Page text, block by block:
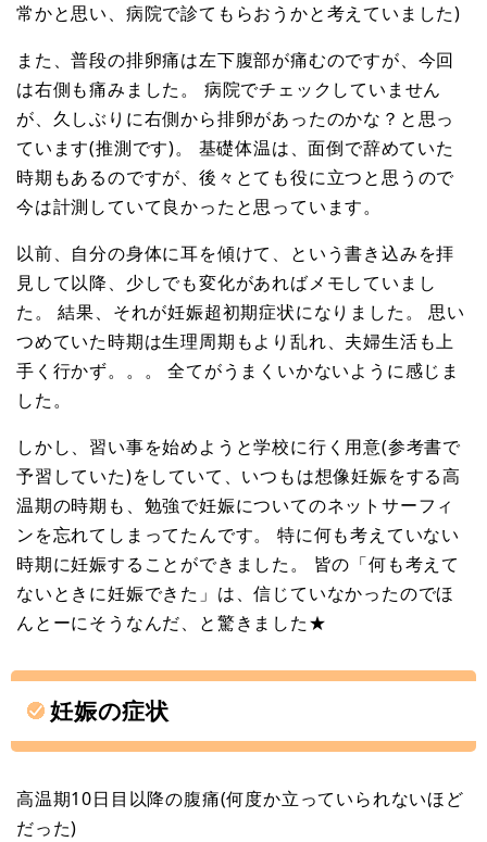
常かと思い、病院で診てもらおうかと考えていました)
また、普段の排卵痛は左下腹部が痛むのですが、今回
は右側も痛みました。 病院でチェックしていません
が、久しぶりに右側から排卵があったのかな？と思っ
ています(推測です)。 基礎体温は、面倒で辞めていた
時期もあるのですが、後々とても役に立つと思うので
今は計測していて良かったと思っています。
以前、自分の身体に耳を傾けて、という書き込みを拝
見して以降、少しでも変化があればメモしていまし
た。 結果、それが妊娠超初期症状になりました。 思い
つめていた時期は生理周期もより乱れ、夫婦生活も上
手く行かず。。。 全てがうまくいかないように感じま
した。
しかし、習い事を始めようと学校に行く用意(参考書で
予習していた)をしていて、いつもは想像妊娠をする高
温期の時期も、勉強で妊娠についてのネットサーフィ
ンを忘れてしまってたんです。 特に何も考えていない
時期に妊娠することができました。 皆の「何も考えて
ないときに妊娠できた」は、信じていなかったのでほ
んとーにそうなんだ、と驚きました★
妊娠の症状
高温期10日目以降の腹痛(何度か立っていられないほど
だった)